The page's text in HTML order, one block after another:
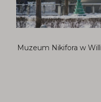
Muzeum Nikifora w